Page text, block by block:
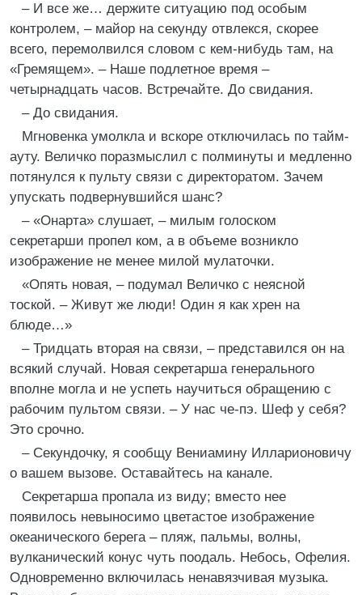
– И все же… держите ситуацию под особым
контролем, – майор на секунду отвлекся, скорее
всего, перемолвился словом с кем-нибудь там, на
«Гремящем». – Наше подлетное время –
четырнадцать часов. Встречайте. До свидания.
– До свидания.
Мгновенка умолкла и вскоре отключилась по тайм-
ауту. Величко поразмыслил с полминуты и медленно
потянулся к пульту связи с директоратом. Зачем
упускать подвернувшийся шанс?
– «Онарта» слушает, – милым голоском
секретарши пропел ком, а в объеме возникло
изображение не менее милой мулаточки.
«Опять новая, – подумал Величко с неясной
тоской. – Живут же люди! Один я как хрен на
блюде…»
– Тридцать вторая на связи, – представился он на
всякий случай. Новая секретарша генерального
вполне могла и не успеть научиться обращению с
рабочим пультом связи. – У нас че-пэ. Шеф у себя?
Это срочно.
– Секундочку, я сообщу Вениамину Илларионовичу
о вашем вызове. Оставайтесь на канале.
Секретарша пропала из виду; вместо нее
появилось невыносимо цветастое изображение
океанического берега – пляж, пальмы, волны,
вулканический конус чуть поодаль. Небось, Офелия.
Одновременно включилась ненавязчивая музыка.